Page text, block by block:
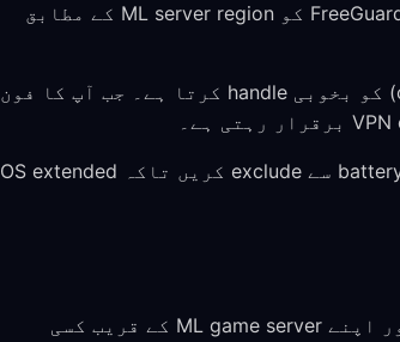
FreeGuard Singapore استعمال کریں۔ دیگر regions کے لیے FreeGuard server کو ML server region کے مطابق
hysteria2 network transitions (Wi-Fi سے cellular) کو بخوبی handle کرتا ہے۔ جب آپ کا فون
Android پر، FreeGuard کو battery optimization سے exclude کریں تاکہ OS extended
Google Play یا App Store سے FreeGuard VPN install کریں اور اپنے ML game server کے قریب کسی